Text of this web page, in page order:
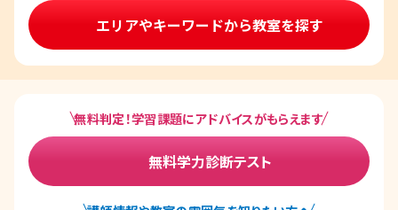
エリアやキーワードから教室を探す
無料判定！学習課題にアドバイスがもらえます
無料学力診断テスト